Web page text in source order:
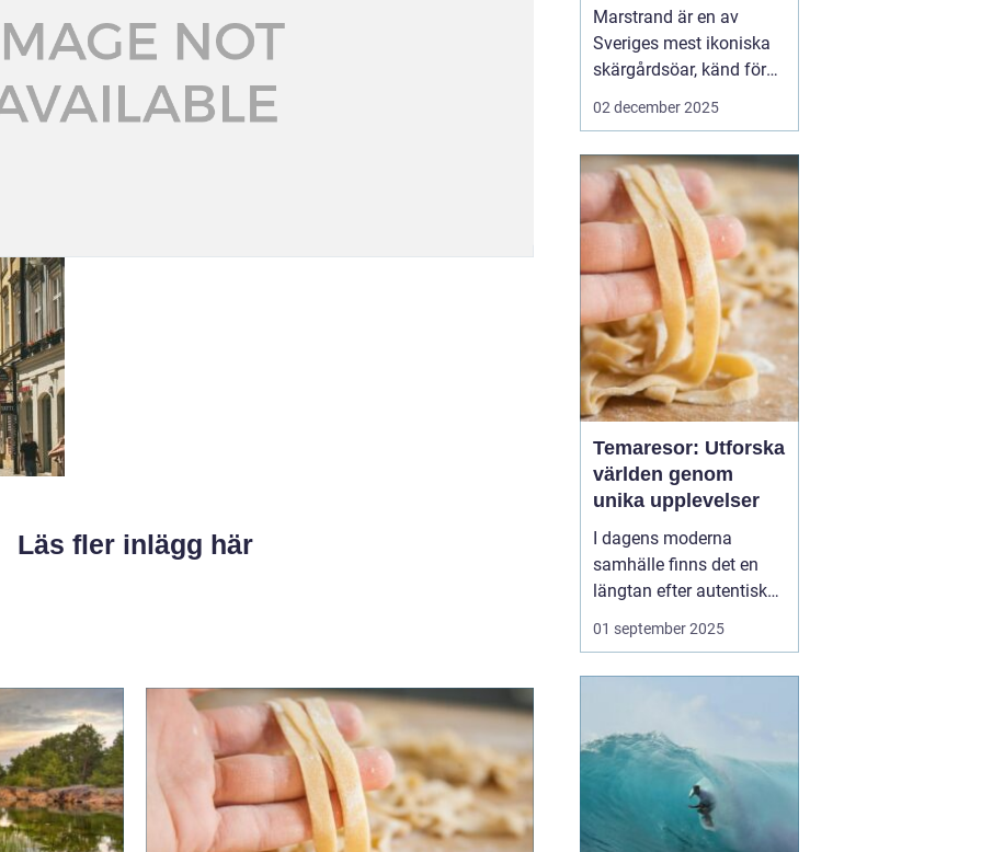
Läs fler inlägg här
Marstrand är en av
Sveriges mest ikoniska
skärgårdsöar, känd för
sin rika historia,
i närheten av Göteborg,
erbjuder Marstrand en
perfekt tillflykts...
02 december 2025
Temaresor: Utforska
världen genom
unika upplevelser
I dagens moderna
samhälle finns det en
längtan efter autentiska
och minnesvärda
reseupplevelser som går
för många resenärer so...
01 september 2025